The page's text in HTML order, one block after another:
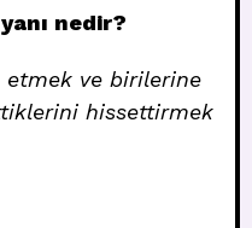
nedir?
ve birilerine
hissettirmek